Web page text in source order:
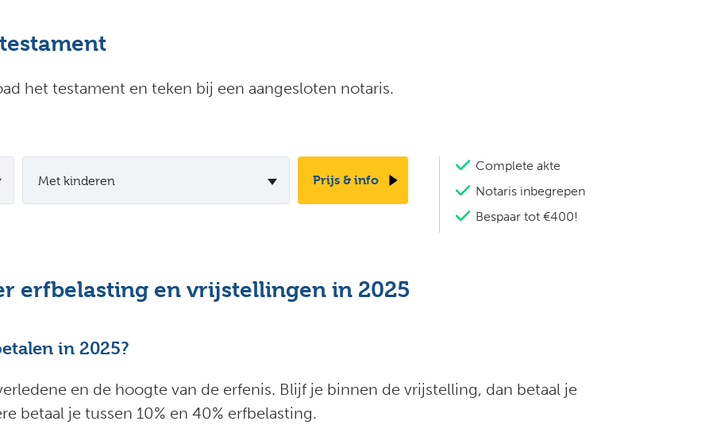
het testament en teken bij een aangesloten notaris.
Met kinderen Prijs & info
Complete akte
Notaris inbegrepen
Bespaar tot €400!
erfbelasting en vrijstellingen in 2025
in 2025?
en de hoogte van de erfenis. Blijf je binnen de vrijstelling, dan betaal je
betaal je tussen 10% en 40% erfbelasting.